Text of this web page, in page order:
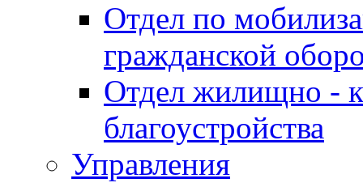
Отдел по
гражданской
Отдел жилищно -
благоустройства
Управления